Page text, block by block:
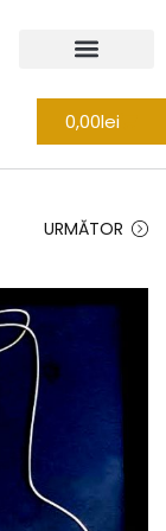
0,00lei
URMĂTOR